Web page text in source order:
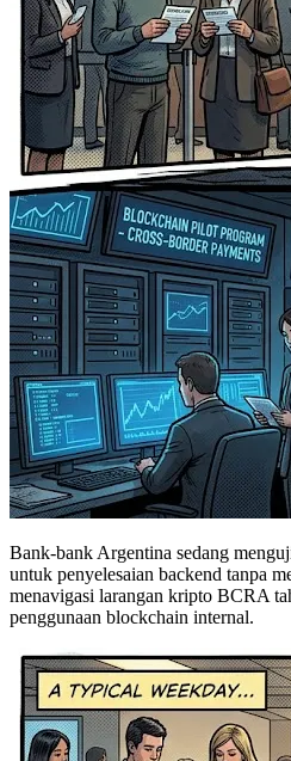
Bank-bank Argentina sedang
untuk penyelesaian backend tanpa
menavigasi larangan kripto BCRA
penggunaan blockchain internal.